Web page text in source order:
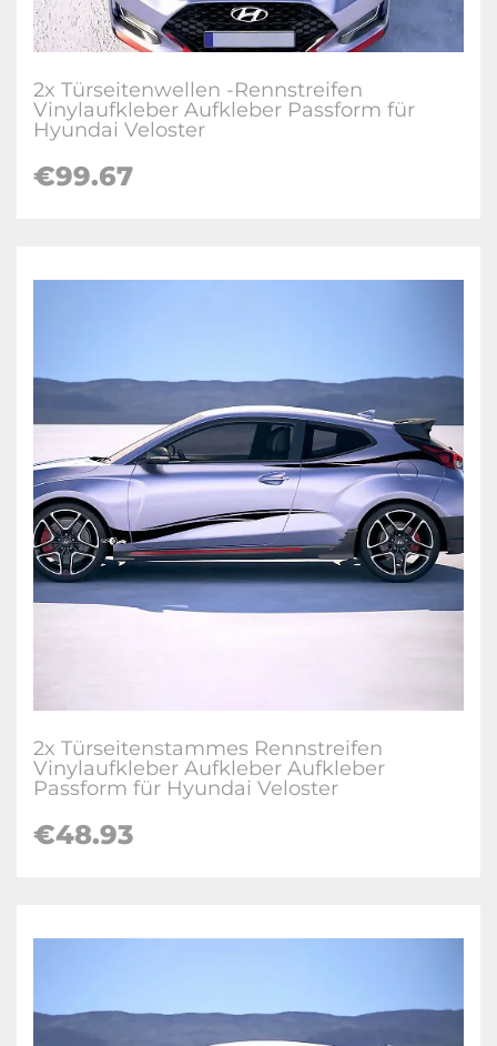
2x Türseitenwellen -Rennstreifen
Vinylaufkleber Aufkleber Passform für
Hyundai Veloster
€99.67
2x Türseitenstammes Rennstreifen
Vinylaufkleber Aufkleber Aufkleber
Passform für Hyundai Veloster
€48.93